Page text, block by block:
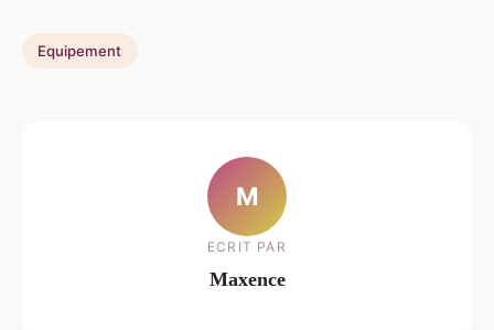
Equipement
M
ECRIT PAR
Maxence